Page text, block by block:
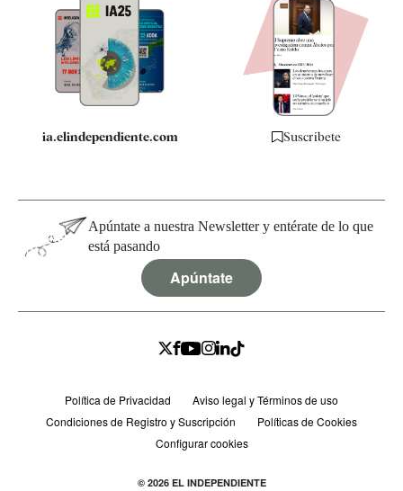
Quiénes somos
Especificaciones
ia.elindependiente.com Suscríbete
Apúntate a nuestra Newsletter y entérate de lo que
está pasando
Apúntate
Política de Privacidad
Aviso legal y Términos de uso
Condiciones de Registro y Suscripción
Políticas de Cookies
Configurar cookies
© 2026 EL INDEPENDIENTE